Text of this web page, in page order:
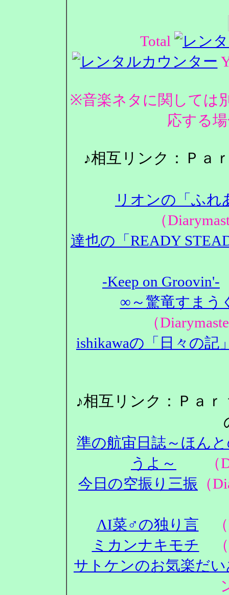
Total
※音楽ネタに関しては
応する
♪相互リンク：Ｐａ
リオンの「ふ
（
達也の「READY
-Keep on Groovin'-
∞～驚竜すまう
（
ishikawaの「日々の記
♪相互リンク：Ｐａ
準の航宙日誌～ほん
うよ～
（
今日の空振り三振 （
ΛΙ菜♂の独り言 （
ミカンナキモチ （
サトケンのお気楽だ